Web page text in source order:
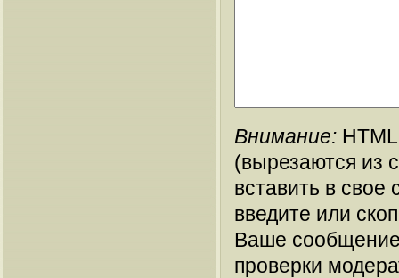
Внимание:
(вырезаются из
вставить в
введите или
Ваше
проверки